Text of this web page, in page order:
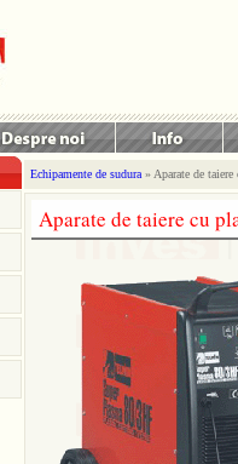
Echipamente de sudura » Aparate de taiere
Aparate de taiere cu